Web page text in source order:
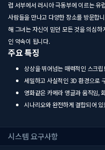
럽 서부에서 러시아 극동부에 이르는 유
사람들을 만나고 다양한 장소를 방문합
해 그녀는 자신이 믿던 모든 것을 의심
인 약속이 됩니다.
주요 특징
상상을 뛰어넘는 매력적인 스크립
세밀하고 사실적인 3D 환경으로
영화같은 카메라 앵글과 움직임,
시나리오와 완전하게 결합되어
시스템 요구사항